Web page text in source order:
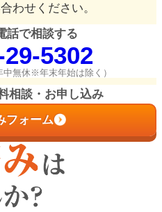
わせください。
話で相談する
5302
無休※年末年始は除く）
相談・お申し込み
フォーム